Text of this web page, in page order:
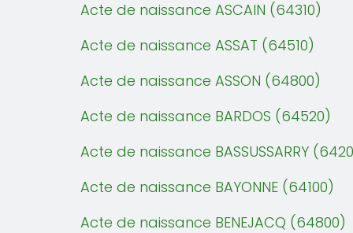
Acte de naissance ASCAIN (64310)
Acte de naissance ASSAT (64510)
Acte de naissance ASSON (64800)
Acte de naissance BARDOS (64520)
Acte de naissance BASSUSSARRY
Acte de naissance BAYONNE (64100)
Acte de naissance BENEJACQ (64800)